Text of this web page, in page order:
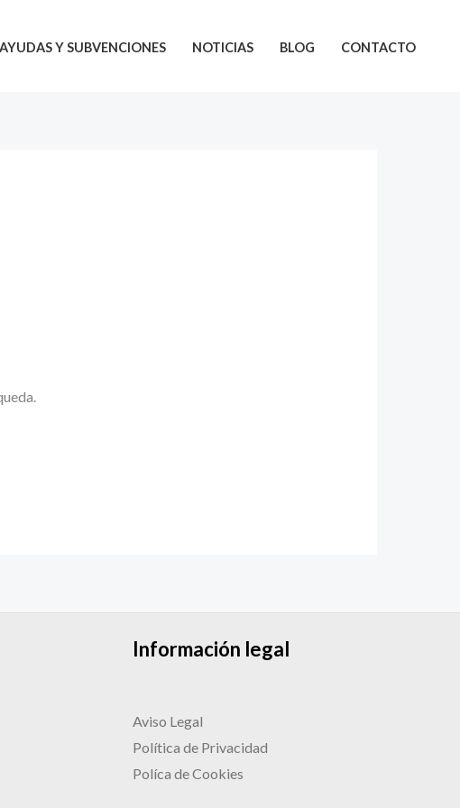
AYUDAS Y SUBVENCIONES NOTICIAS BLOG CONTACTO
Información legal
Aviso Legal
Política de Privacidad
Políca de Cookies